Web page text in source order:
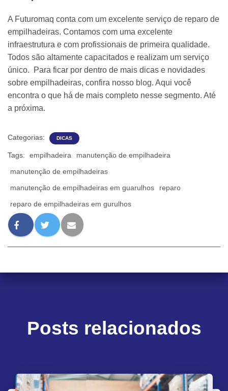
A Futuromaq conta com um excelente serviço de reparo de
empilhadeiras. Contamos com uma excelente
infraestrutura e com profissionais de primeira qualidade.
Todos são altamente capacitados e realizam um serviço
único. Para ficar por dentro de mais dicas e novidades
sobre empilhadeiras, confira nosso blog. Aqui você
encontra o que há de mais completo nesse segmento. Até
a próxima.
Categorias: DICAS
Tags: empilhadeira
manutenção de empilhadeira
manutenção de empilhadeiras
manutenção de empilhadeiras em guarulhos
reparo
reparo de empilhadeiras em gurulhos
Posts relacionados